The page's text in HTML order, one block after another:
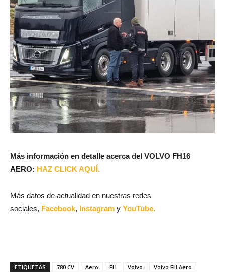
Más información en detalle acerca del VOLVO FH16
AERO: HAZ CLICK AQUÍ.
Más datos de actualidad en nuestras redes
sociales, Facebook, Instagram y YouTube.
ETIQUETAS 780 CV Aero FH Volvo
Volvo FH Aero